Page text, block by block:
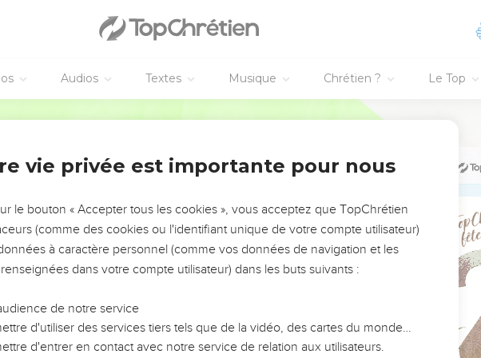
Audios Textes Musique Chrétien ? Le Top
de Raccon, et les terres autour de Jaffa.
tribu de Dan perdent leur territoire, ils vont attaquer Léchem. Ils prennent la ville et
complètement et s’installent là. Alors ils donnent à Léchem le nom de Dan,
dans la part donnée aux clans de la tribu de Dan.
fini de partager le pays entre eux, ils donnent une part de territoire à Josué, fils de
l’a commandé, ils lui donnent la ville qu’il a demandée. Cette ville, c’est Timnath-Séra,
d’Éfraïm. Josué reconstruit la ville et il habite là.
fils de Noun, et les chefs de famille des tribus israélites ont donc réparti ces
Ils ont fait cela à Silo, devant le SEIGNEUR, à l’entrée de la tente de la rencontre.
vie privée est importante pour nous
le bouton « Accepter tous les cookies », vous acceptez que TopChrétien
(comme des cookies ou l'identifiant unique de votre compte utilisateur)
à caractère personnel (comme vos données de navigation et les
dans votre compte utilisateur) dans les buts suivants :
de notre service
d'utiliser des services tiers tels que de la vidéo, des cartes du monde…
d'entrer en contact avec notre service de relation aux utilisateurs.